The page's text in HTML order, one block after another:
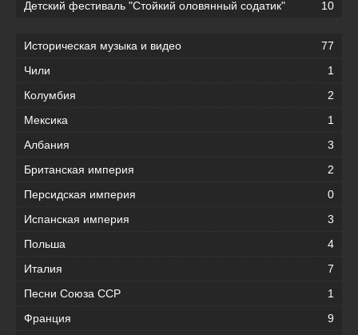
Детский фестиваль "Стойкий оловянный содатик" 10
Историческая музыка и видео
77
Чили
1
Колумбия
2
Мексика
1
Албания
3
Британская империя
2
Персидская империя
0
Испанская империя
3
Польша
4
Италия
7
Песни Союза ССР
1
Франция
9